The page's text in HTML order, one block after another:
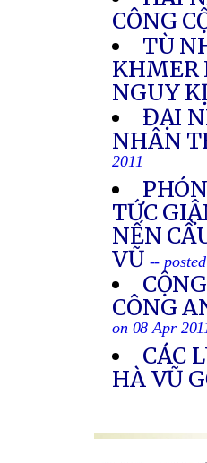
CÔNG
TÙ
KHMER
NGUY
ĐẠI
NHÂN
2011
TỨC
NẾN
VŨ --
CÔNG
on 08 Apr
CÁC
HÀ VŨ